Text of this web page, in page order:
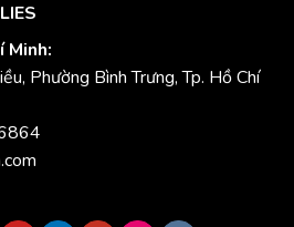
Minh:
Phường Bình Trưng, Tp. Hồ Chí